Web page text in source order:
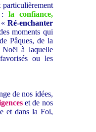
: la confiance,
Ré-enchanter
moments qui
Pâques, de la
Noël à laquelle
ou les
de nos idées,
et de nos
et dans la Foi,